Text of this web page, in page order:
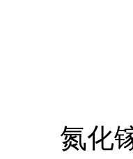
氮化镓